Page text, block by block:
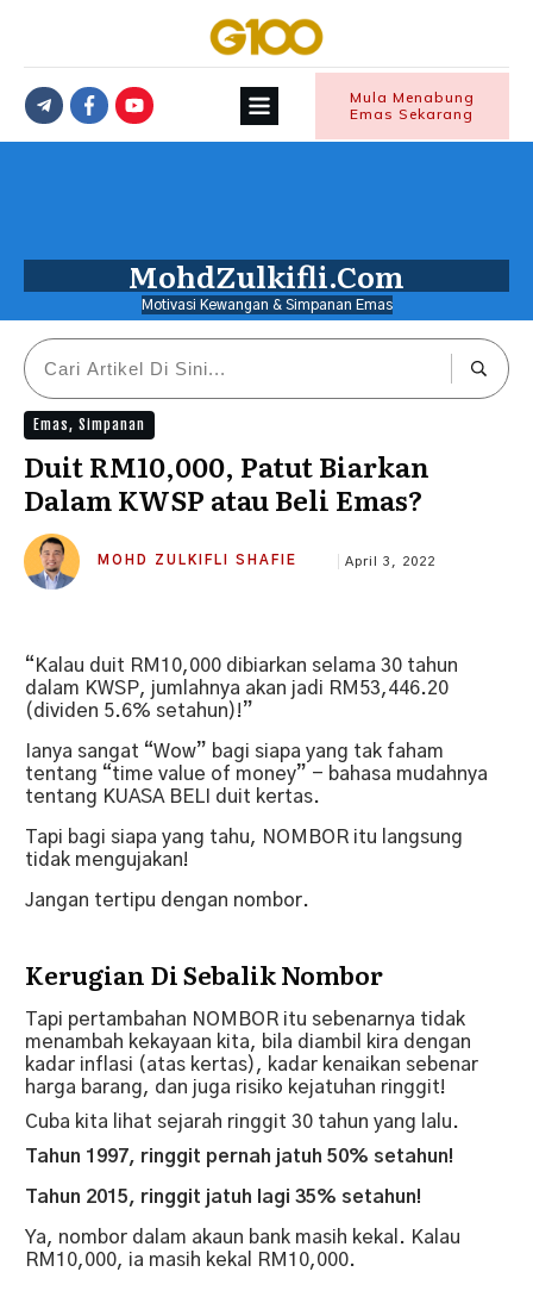
Mula Menabung
Emas Sekarang
MohdZulkifli.Com
Motivasi Kewangan & Simpanan Emas
Emas, Simpanan
Duit RM10,000, Patut Biarkan
Dalam KWSP atau Beli Emas?
MOHD ZULKIFLI SHAFIE April 3, 2022
“Kalau duit RM10,000 dibiarkan selama 30 tahun
dalam KWSP, jumlahnya akan jadi RM53,446.20
(dividen 5.6% setahun)!”
Ianya sangat “Wow” bagi siapa yang tak faham
tentang “time value of money” - bahasa mudahnya
tentang KUASA BELI duit kertas.
Tapi bagi siapa yang tahu, NOMBOR itu langsung
tidak mengujakan!
Jangan tertipu dengan nombor.
Kerugian Di Sebalik Nombor
Tapi pertambahan NOMBOR itu sebenarnya tidak
menambah kekayaan kita, bila diambil kira dengan
kadar inflasi (atas kertas), kadar kenaikan sebenar
harga barang, dan juga risiko kejatuhan ringgit!
Cuba kita lihat sejarah ringgit 30 tahun yang lalu.
Tahun 1997, ringgit pernah jatuh 50% setahun!
Tahun 2015, ringgit jatuh lagi 35% setahun!
Ya, nombor dalam akaun bank masih kekal. Kalau
RM10,000, ia masih kekal RM10,000.